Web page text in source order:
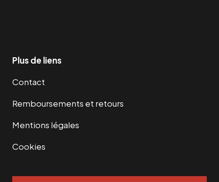
Plus de liens
Contact
Remboursements et retours
Mentions légales
Cookies